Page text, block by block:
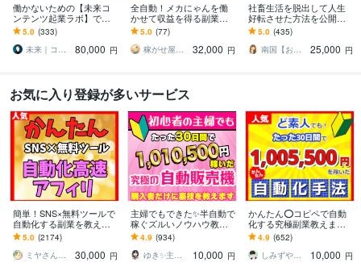
働かないための【未来コ
ンテンツ起業ラボ】であ
ります 初心者副業→スモ
ール起業×実践AIスキル獲
得／自動／スマホ
5.0 (333)
未来｜コンテンツ起業ラボ
80,000 円
全自動！メカにゃんを働
かせて収益を得る副業教
えます スマホ１台｜超初
心者向け｜放置型副業｜
自動コンテンツ販売
5.0 (77)
稼がせ屋まさる｜プロマーケター｜２冠達成
32,000 円
社畜生活を脱出して人生
好転させた方法を公開し
ます ツールで自動化→底
辺人生から解放されて理
想の生活♪
5.0 (435)
南国【おうち副業で月収100万】
25,000 円
お気に入り登録が多いサービス
簡単！SNS×無料ツールで
自動化する副業を教えま
す 【マンツーマンサポー
ト】3ステップ作業！仕組
みを増産で加速化
5.0 (2174)
ミヤさん【ネットで月収450万円達成】
30,000 円
主婦でもできた✨半自動で
稼ぐズルいノウハウ教え
ます 3ステップで作成可
能！ほぼ放置で稼ぐ前代
未聞のおすすめ副業！
4.9 (934)
ゆき✨主婦でも月収100万円✨
10,000 円
かんたん⭕️コピペで自動
化する究極副業教えます
超ずるい⚠️スキル経験ゼ
ロでもできる新世代の手
法【超入門編】
4.9 (652)
しみずや＠自動化月収100万円
10,000 円